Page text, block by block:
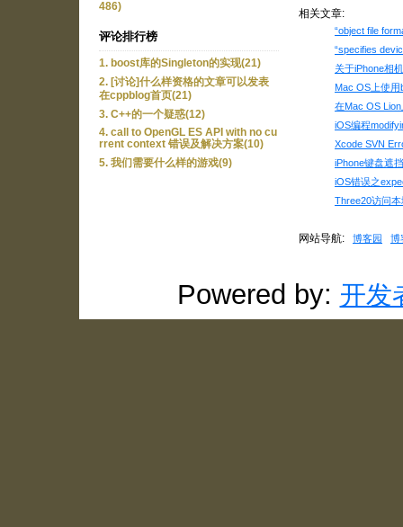
486)
评论排行榜
1. boost库的Singleton的实现(21)
2. [讨论]什么样资格的文章可以发表
在cppblog首页(21)
3. C++的一个疑惑(12)
4. call to OpenGL ES API with no cu
rrent context 错误及解决方案(10)
5. 我们需要什么样的游戏(9)
相关文章:
“object file
“specifies
关于iPhone相
Mac OS上使用
在Mac OS
iOS编程
Xcode SVN
iPhone键盘遮
iOS错误之
Three20访问
网站导航: 博客园 博
Powered by: 开发